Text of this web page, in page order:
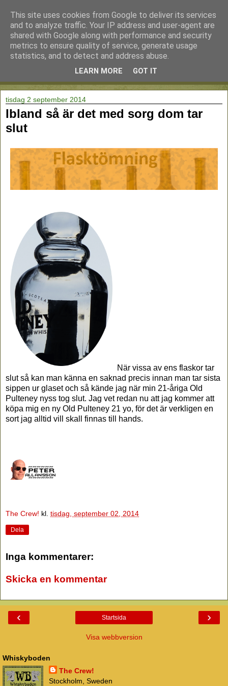
tisdag 2 september 2014
Ibland så är det med sorg dom tar
slut
När vissa av ens flaskor tar
slut så kan man känna en saknad precis innan man tar sista
sippen ur glaset och så kände jag när min 21-åriga Old
Pulteney nyss tog slut. Jag vet redan nu att jag kommer att
köpa mig en ny Old Pulteney 21 yo, för det är verkligen en
sort jag alltid vill skall finnas till hands.
The Crew! kl. tisdag, september 02, 2014
Dela
Inga kommentarer:
Skicka en kommentar
‹ ›
Startsida
Visa webbversion
Whiskyboden
The Crew!
Stockholm, Sweden
This site uses cookies from Google to deliver its services
and to analyze traffic. Your IP address and user-agent are
shared with Google along with performance and security
metrics to ensure quality of service, generate usage
statistics, and to detect and address abuse.
LEARN MORE GOT IT